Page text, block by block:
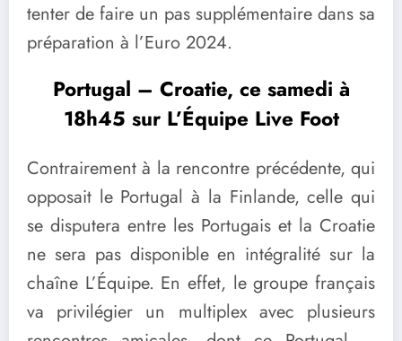
tenter de faire un pas supplémentaire dans sa
préparation à l’Euro 2024.
Portugal – Croatie, ce samedi à
18h45 sur L’Équipe Live Foot
Contrairement à la rencontre précédente, qui
opposait le Portugal à la Finlande, celle qui
se disputera entre les Portugais et la Croatie
ne sera pas disponible en intégralité sur la
chaîne L’Équipe. En effet, le groupe français
va privilégier un multiplex avec plusieurs